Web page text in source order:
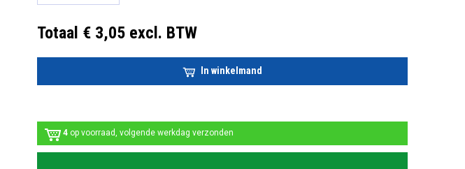
Totaal € 3,05 excl. BTW
In winkelmand
4 op voorraad, volgende werkdag verzonden